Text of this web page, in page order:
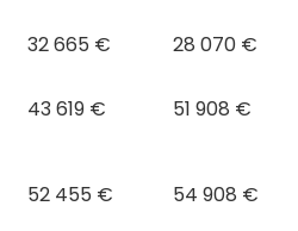
32 665 € 28 070 €
43 619 € 51 908 €
52 455 € 54 908 €